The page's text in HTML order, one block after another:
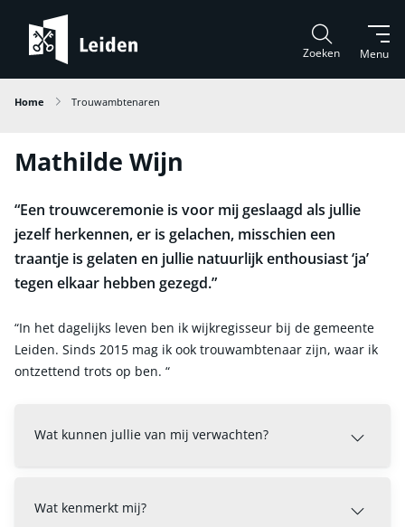
Menu
Zoeken
Home Trouwambtenaren
Mathilde Wijn
“Een trouwceremonie is voor mij geslaagd als jullie
jezelf herkennen, er is gelachen, misschien een
traantje is gelaten en jullie natuurlijk enthousiast ‘ja’
tegen elkaar hebben gezegd.”
“In het dagelijks leven ben ik wijkregisseur bij de gemeente
Leiden. Sinds 2015 mag ik ook trouwambtenaar zijn, waar ik
ontzettend trots op ben. “
Wat kunnen jullie van mij verwachten?
Wat kenmerkt mij?